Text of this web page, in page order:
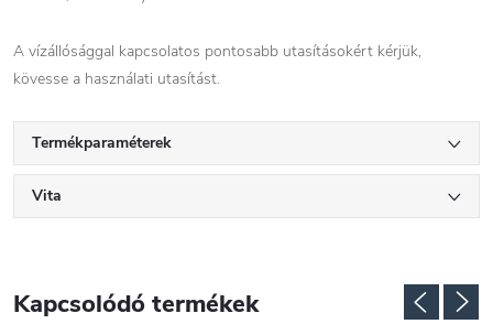
A vízállósággal kapcsolatos pontosabb utasításokért kérjük,
kövesse a használati utasítást.
Termékparaméterek
Vita
Kapcsolódó termékek